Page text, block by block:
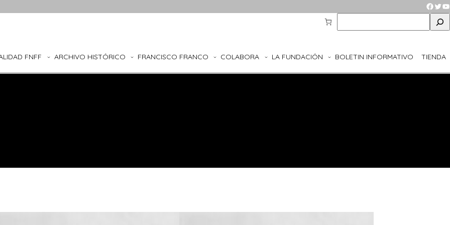
e
r
FNFF ARCHIVO HISTÓRICO FRANCISCO FRANCO COLABORA LA FUNDACIÓN BOLETIN INFORMATIVO TIENDA